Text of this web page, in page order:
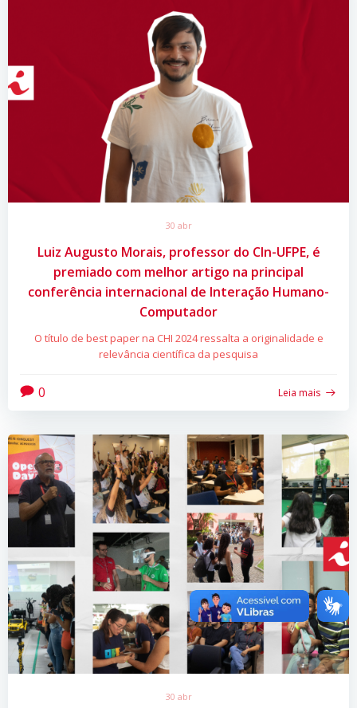
30 abr
Luiz Augusto Morais, professor do CIn-UFPE, é
premiado com melhor artigo na principal
conferência internacional de Interação Humano-
Computador
O título de best paper na CHI 2024 ressalta a originalidade e
relevância científica da pesquisa
0 Leia mais
30 abr